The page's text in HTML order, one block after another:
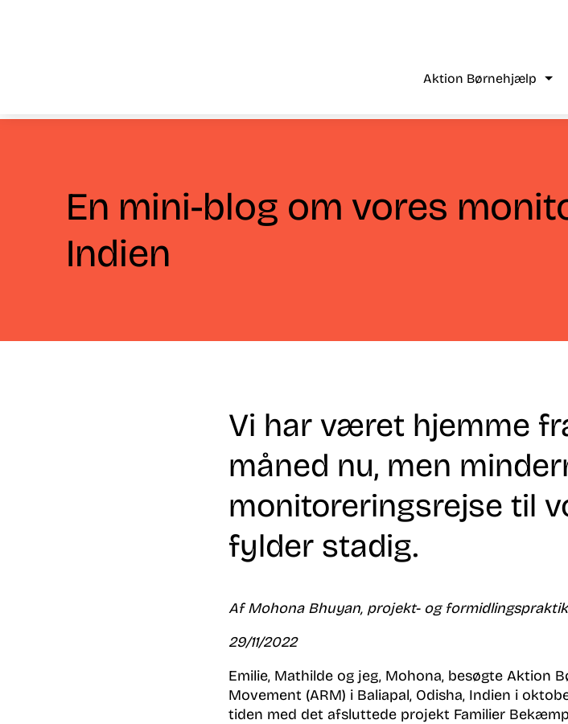
Aktion Børnehjælp
En mini-blog om vores
Indien
Vi har været hjemme
måned nu, men
monitoreringsrejse til
fylder stadig.
Af Mohona Bhuyan, projekt- og
29/11/2022
Emilie, Mathilde og jeg, Mohona, besøgte Aktion
Movement (ARM) i Baliapal, Odisha, Indien i
tiden med det afsluttede projekt Familier